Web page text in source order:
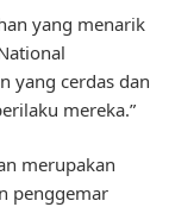
yang menarik
yang cerdas dan
mereka.”
merupakan
penggemar